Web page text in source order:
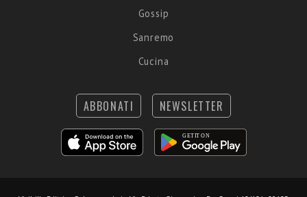
Gossip
Sanremo
Cucina
ABBONATI NEWSLETTER